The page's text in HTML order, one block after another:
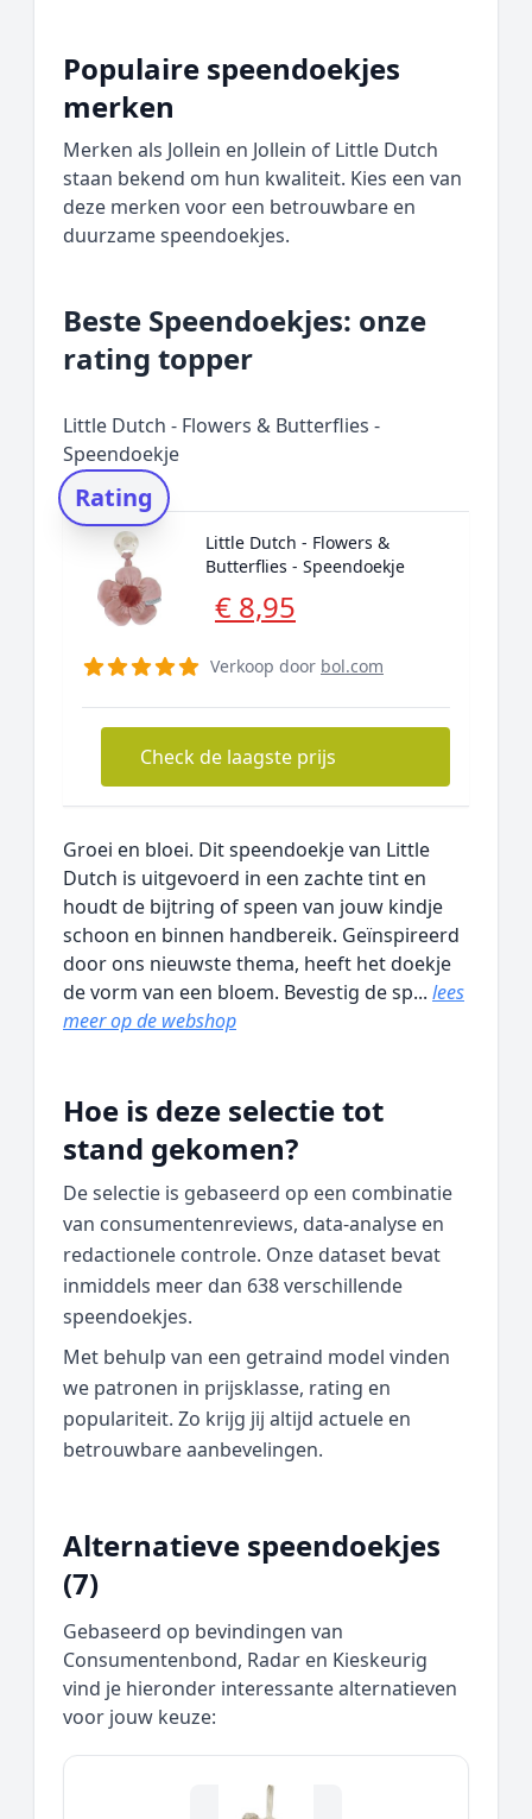
Populaire speendoekjes
merken
Merken als Jollein en Jollein of Little Dutch
staan bekend om hun kwaliteit. Kies een van
deze merken voor een betrouwbare en
duurzame speendoekjes.
Beste Speendoekjes: onze
rating topper
Little Dutch - Flowers & Butterflies -
Speendoekje
Rating
Little Dutch - Flowers &
Butterflies - Speendoekje
€ 8,95
Verkoop door bol.com
Check de laagste prijs
Groei en bloei. Dit speendoekje van Little
Dutch is uitgevoerd in een zachte tint en
houdt de bijtring of speen van jouw kindje
schoon en binnen handbereik. Geïnspireerd
door ons nieuwste thema, heeft het doekje
de vorm van een bloem. Bevestig de sp... lees
meer op de webshop
Hoe is deze selectie tot
stand gekomen?
De selectie is gebaseerd op een combinatie
van consumentenreviews, data‑analyse en
redactionele controle. Onze dataset bevat
inmiddels meer dan 638 verschillende
speendoekjes.
Met behulp van een getraind model vinden
we patronen in prijsklasse, rating en
populariteit. Zo krijg jij altijd actuele en
betrouwbare aanbevelingen.
Alternatieve speendoekjes
(7)
Gebaseerd op bevindingen van
Consumentenbond, Radar en Kieskeurig
vind je hieronder interessante alternatieven
voor jouw keuze: